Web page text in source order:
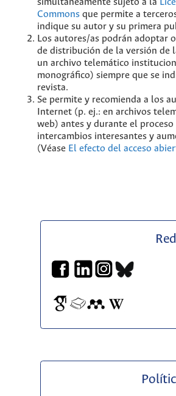
Commons que permite a
indique su autor y su primera
Los autores/as podrán adoptar
de distribución de la versión de
un archivo telemático
monográfico) siempre que se
revista.
Se permite y recomienda a los
Internet (p. ej.: en archivos
web) antes y durante el
intercambios interesantes y
(Véase El efecto del acceso